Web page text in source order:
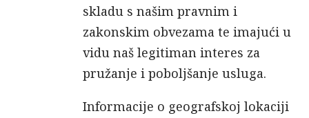
skladu s našim pravnim i
zakonskim obvezama te imajući u
vidu naš legitiman interes za
pružanje i poboljšanje usluga.
Informacije o geografskoj lokaciji